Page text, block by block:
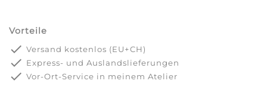
Vorteile
done Versand kostenlos (EU+CH)
done Express- und Auslandslieferungen
done Vor-Ort-Service in meinem Atelier